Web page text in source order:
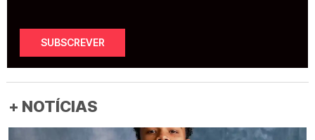
SUBSCREVER
+ NOTÍCIAS